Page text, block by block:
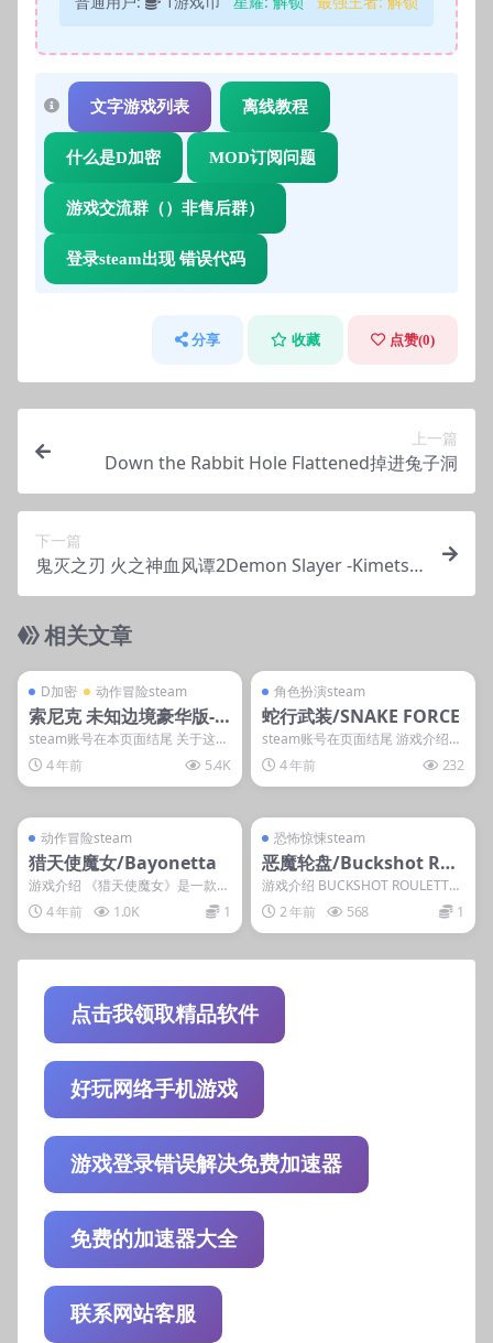
文字游戏列表 离线教程
什么是D加密 MOD订阅问题
游戏交流群（）非售后群）
登录steam出现 错误代码
分享 收藏 点赞(0)
上一篇
Down the Rabbit Hole Flattened掉进兔子洞
下一篇
鬼灭之刃 火之神血风谭2Demon Slayer -Kimetsu
no Yaiba- The Hinokami Chronicles 2
相关文章
D加密
动作冒险steam
索尼克 未知边境豪华版-D
加密游戏
steam账号在本页面结尾 关于这款
游戏 在《索尼克 未知边境》中，
可以用索尼克...
4 年前 5.4K
角色扮演steam
蛇行武装/SNAKE FORCE
steam账号在页面结尾 游戏介绍
《蛇行武装》是一款由Semen Rod
in制...4 年前 232
动作冒险steam
猎天使魔女/Bayonetta
游戏介绍 《猎天使魔女》是一款由
白金工作室开发，世嘉发行的主机
平台动作游戏。作品...
4 年前 1.0K 1
恐怖惊悚steam
恶魔轮盘/Buckshot Rou
letteyx
游戏介绍 BUCKSHOT ROULETTE
是一款桌面恐怖游戏，旨在对臭名
昭著...2 年前 568 1
点击我领取精品软件
好玩网络手机游戏
游戏登录错误解决免费加速器
免费的加速器大全
联系网站客服